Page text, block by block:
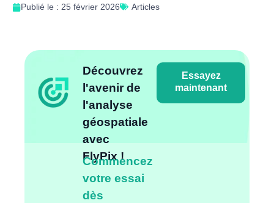
Publié le : 25 février 2026 Articles
Découvrez
l'avenir de
l'analyse
géospatiale
avec
FlyPix !
Commencez
votre essai
dès
Essayez
maintenant